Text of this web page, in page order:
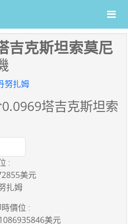
吉克斯坦索莫尼
努扎姆
0.0969塔吉克斯坦索
:
美元
扎姆
價位 :
美元